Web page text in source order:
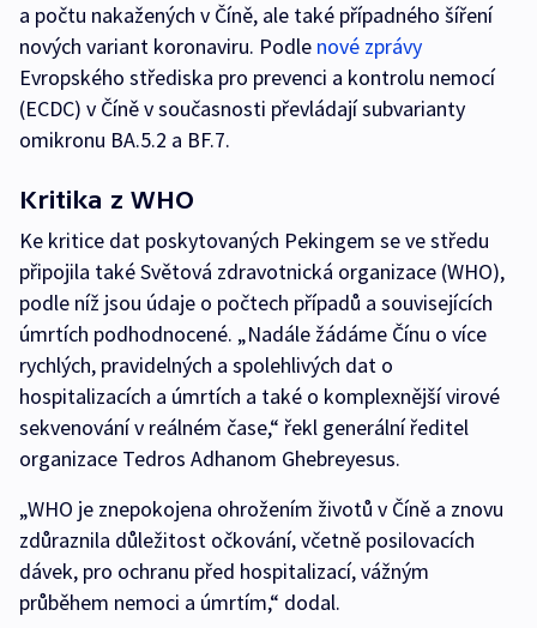
a počtu nakažených v Číně, ale také případného šíření
nových variant koronaviru. Podle nové zprávy
Evropského střediska pro prevenci a kontrolu nemocí
(ECDC) v Číně v současnosti převládají subvarianty
omikronu BA.5.2 a BF.7.
Kritika z WHO
Ke kritice dat poskytovaných Pekingem se ve středu
připojila také Světová zdravotnická organizace (WHO),
podle níž jsou údaje o počtech případů a souvisejících
úmrtích podhodnocené. „Nadále žádáme Čínu o více
rychlých, pravidelných a spolehlivých dat o
hospitalizacích a úmrtích a také o komplexnější virové
sekvenování v reálném čase,“ řekl generální ředitel
organizace Tedros Adhanom Ghebreyesus.
„WHO je znepokojena ohrožením životů v Číně a znovu
zdůraznila důležitost očkování, včetně posilovacích
dávek, pro ochranu před hospitalizací, vážným
průběhem nemoci a úmrtím,“ dodal.